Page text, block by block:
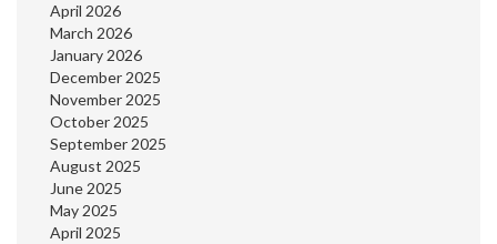
April 2026
March 2026
January 2026
December 2025
November 2025
October 2025
September 2025
August 2025
June 2025
May 2025
April 2025